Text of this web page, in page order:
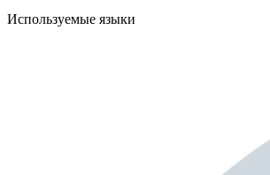
Используемые языки